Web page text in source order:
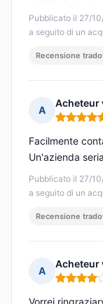
Pubblicato il 27/
a seguito di un
Recensione
A
Acheteur
Nota: 5 su
Pubblicato il 27/
a seguito di un
Facilmente
Un'azienda
Recensione
A
Acheteur
Nota: 4 su